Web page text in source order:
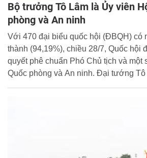
Bộ trưởng Tô Lâm là Ủy viên
phòng và An ninh
Với 470 đại biểu quốc hội (ĐBQH) có
thành (94,19%), chiều 28/7, Quốc hội đã thông qua Nghị
quyết phê chuẩn Phó Chủ tịch và một
Quốc phòng và An ninh. Đại tướng